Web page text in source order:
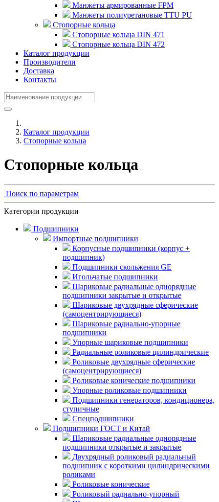
Манжеты армированные FPM
Манжеты полиуретановые TTU PU
Стопорные кольца
Стопорные кольца DIN 471
Стопорные кольца DIN 472
Каталог продукции
Производители
Доставка
Контакты
Каталог продукции
Стопорные кольца
Стопорные кольца
Поиск по параметрам
Категории продукции
Подшипники
Импортные подшипники
Корпусные подшипники (корпус +
подшипник)
Подшипники скольжения GE
Игольчатые подшипники
Шариковые радиальные однорядные
подшипники закрытые и открытые
Шариковые двухрядные сферические
(самоцентрирующиеся)
Шариковые радиально-упорные
подшипники
Упорные шариковые подшипники
Радиальные роликовые цилиндрические
Роликовые двухрядные сферические
(самоцентрирующиеся)
Роликовые конические подшипники
Упорные роликовые подшипники
Подшипники генераторов, кондиционера,
ступичные
Спецподшипники
Подшипники ГОСТ и Китай
Шариковые радиальные однорядные
подшипники открытые и закрытые
Двухрядный роликовый радиальный
подшипник с короткими цилиндрическими
роликами
Роликовые конические
Роликовый радиально-упорный